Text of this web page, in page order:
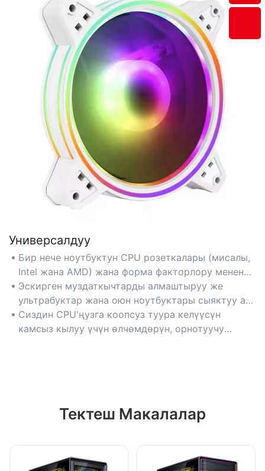
Универсалдуу
Бир нече ноутбуктун CPU розеткалары (мисалы,
Intel жана AMD) жана форма факторлору менен
шайкеш келет, бул түзмөктөрдүн ар кандай
ыңгайлашуусун камсыз кылат.
Эскирген муздаткычтарды алмаштыруу же
ультрабуктар жана оюн ноутбуктары сыяктуу ар
кандай ноутбук моделдерин жаңыртуу үчүн
идеалдуу.
Сиздин CPU'ңузга коопсуз туура келүүсүн
камсыз кылуу үчүн өлчөмдөрүн, орнотуучу
Тектеш Макалалар